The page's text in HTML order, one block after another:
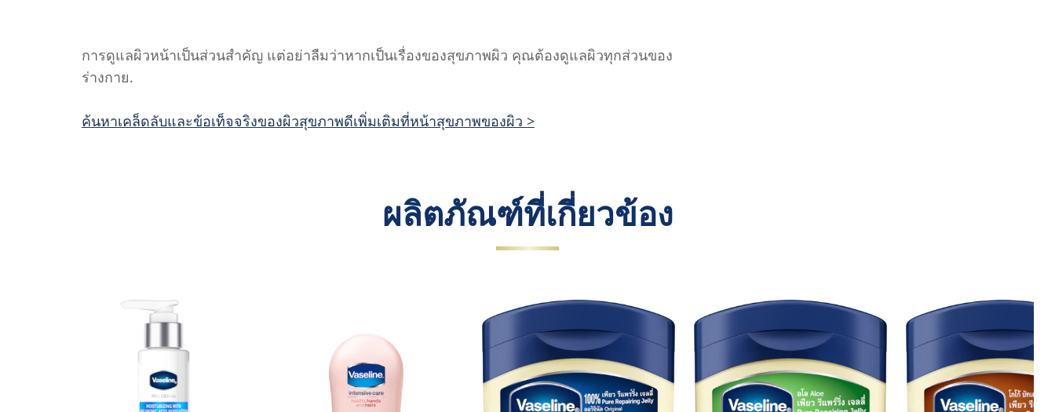
การดูแลผิวหน้าเป็นส่วนสำคัญ แต่อย่าลืมว่าหากเป็นเรื่องของสุขภาพผิว คุณต้องดูแลผิวทุกส่วนของ
ร่างกาย.
ค้นหาเคล็ดลับและข้อเท็จจริงของผิวสุขภาพดีเพิ่มเติมที่หน้าสุขภาพของผิว >
ผลิตภัณฑ์ที่เกี่ยวข้อง